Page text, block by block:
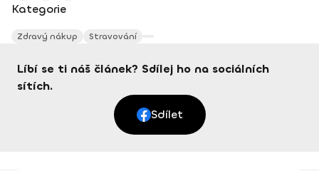
Kategorie
Zdravý nákup Stravování
Líbí se ti náš článek? Sdílej ho na sociálních
sítích.
Sdílet